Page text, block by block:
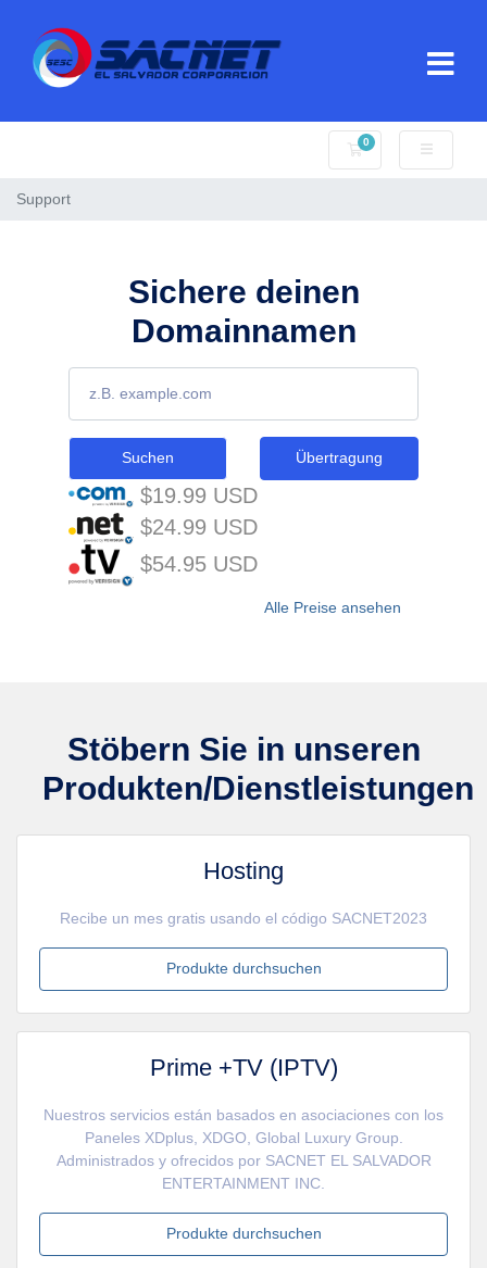
0
Mein Warenkorb
Support
Sichere deinen
Domainnamen
Suchen Übertragung
$19.99 USD
$24.99 USD
$54.95 USD
Alle Preise ansehen
Stöbern Sie in unseren
Produkten/Dienstleistungen
Hosting
Recibe un mes gratis usando el código SACNET2023
Produkte durchsuchen
Prime +TV (IPTV)
Nuestros servicios están basados en asociaciones con los
Paneles XDplus, XDGO, Global Luxury Group.
Administrados y ofrecidos por SACNET EL SALVADOR
ENTERTAINMENT INC.
Produkte durchsuchen